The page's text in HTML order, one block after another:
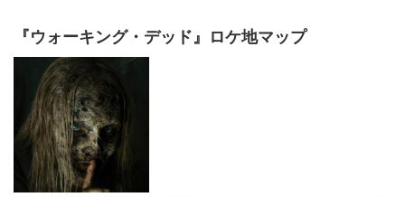
『ウォーキング・デッド』ロケ地マップ